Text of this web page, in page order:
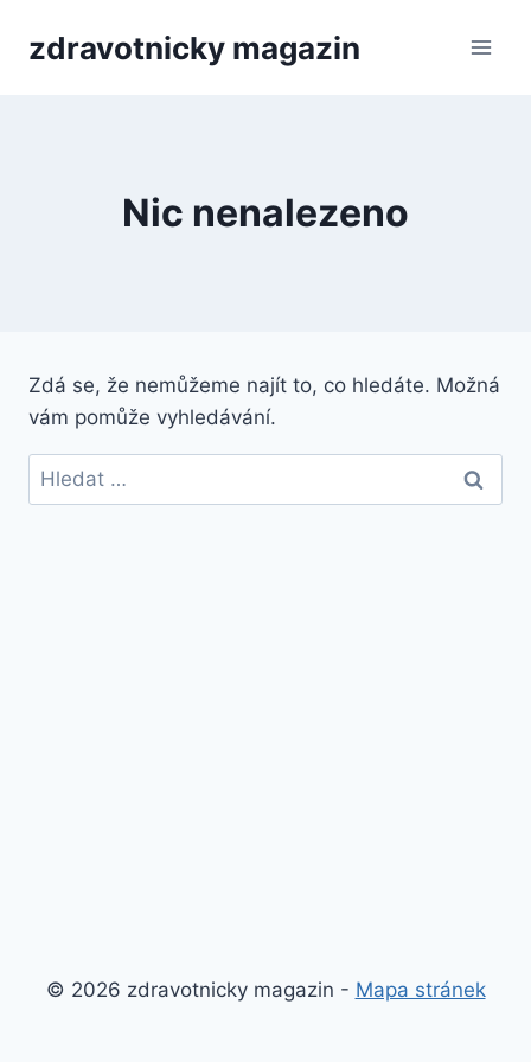
zdravotnicky magazin
Nic nenalezeno
Zdá se, že nemůžeme najít to, co hledáte. Možná
vám pomůže vyhledávání.
Vyhledávání
© 2026 zdravotnicky magazin - Mapa stránek